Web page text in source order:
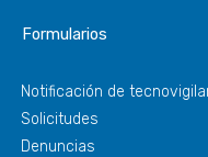
Formularios
Notificación de
Solicitudes
Denuncias